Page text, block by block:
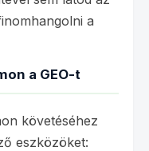
a
a GEO-t
követéséhez
eszközöket: